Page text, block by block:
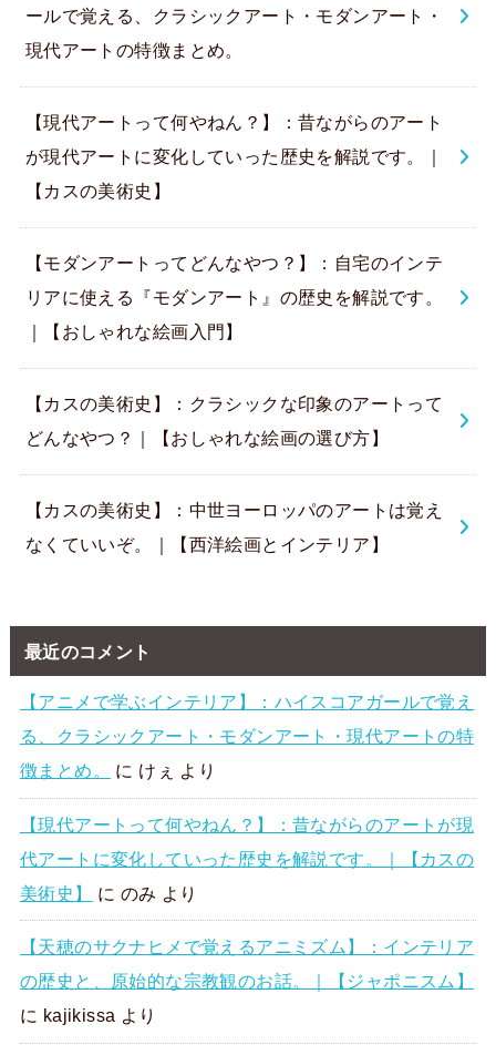
ールで覚える、クラシックアート・モダンアート・
現代アートの特徴まとめ。
【現代アートって何やねん？】：昔ながらのアート
が現代アートに変化していった歴史を解説です。｜
【カスの美術史】
【モダンアートってどんなやつ？】：自宅のインテ
リアに使える『モダンアート』の歴史を解説です。
｜【おしゃれな絵画入門】
【カスの美術史】：クラシックな印象のアートって
どんなやつ？｜【おしゃれな絵画の選び方】
【カスの美術史】：中世ヨーロッパのアートは覚え
なくていいぞ。｜【西洋絵画とインテリア】
最近のコメント
【アニメで学ぶインテリア】：ハイスコアガールで覚え
る、クラシックアート・モダンアート・現代アートの特
徴まとめ。
に けぇ より
【現代アートって何やねん？】：昔ながらのアートが現
代アートに変化していった歴史を解説です。｜【カスの
美術史】
に のみ より
【天穂のサクナヒメで覚えるアニミズム】：インテリア
の歴史と、原始的な宗教観のお話。｜【ジャポニスム】
に kajikissa より